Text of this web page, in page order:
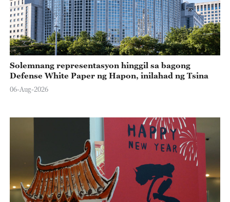
Solemnang representasyon hinggil sa bagong
Defense White Paper ng Hapon, inilahad ng Tsina
06-Aug-2026